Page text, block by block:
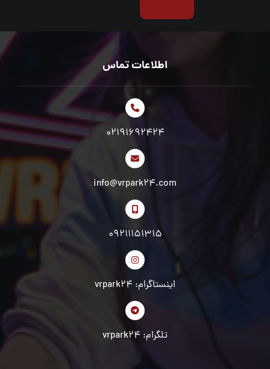
اطلاعات تماس
02191692424
info@vrpark24.com
09211151315
اینستاگرام: vrpark24
تلگرام: vrpark24